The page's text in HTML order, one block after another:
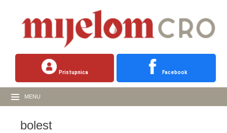
Pristupnica Facebook
MENU
bolest